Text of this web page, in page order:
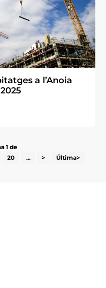
a l’Anoia
1 de
20 ... > Última>